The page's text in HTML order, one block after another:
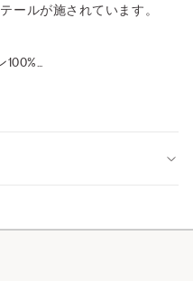
ールが施されています。